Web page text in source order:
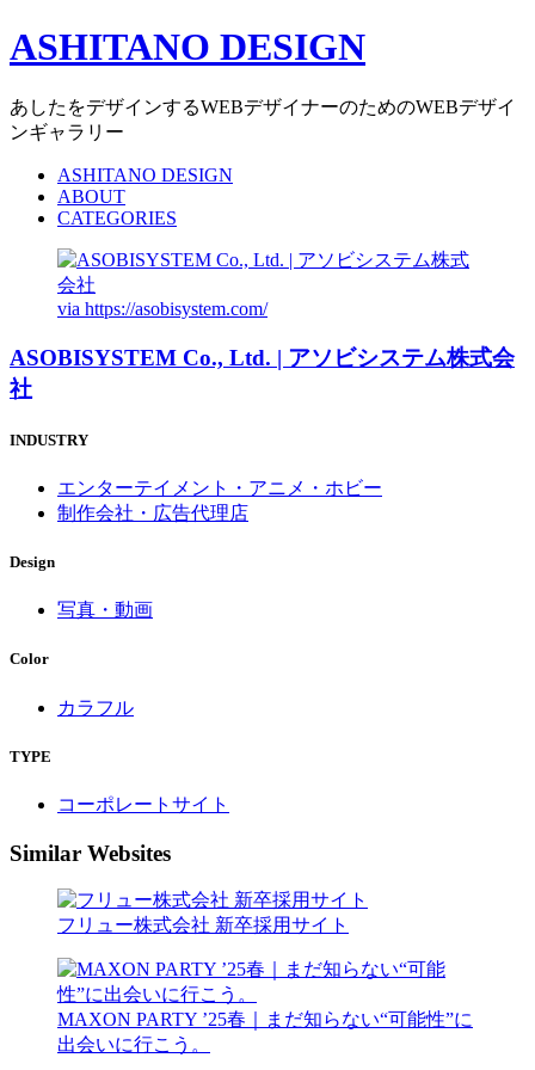
ASHITANO DESIGN
あしたをデザインするWEBデザイナーのためのWEBデザイ
ンギャラリー
ASHITANO DESIGN
ABOUT
CATEGORIES
via https://asobisystem.com/
ASOBISYSTEM Co., Ltd. | アソビシステム株式会
社
INDUSTRY
エンターテイメント・アニメ・ホビー
制作会社・広告代理店
Design
写真・動画
Color
カラフル
TYPE
コーポレートサイト
Similar Websites
フリュー株式会社 新卒採用サイト
MAXON PARTY ’25春｜まだ知らない“可能性”に
出会いに行こう。